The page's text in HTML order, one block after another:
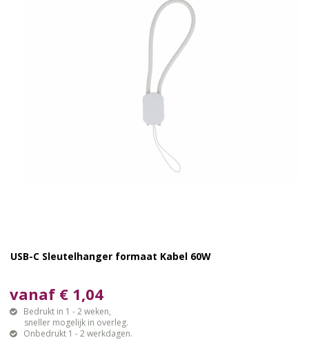
USB-C Sleutelhanger formaat Kabel 60W
vanaf € 1,04
Bedrukt in 1 - 2 weken,
sneller mogelijk in overleg.
Onbedrukt 1 - 2 werkdagen.